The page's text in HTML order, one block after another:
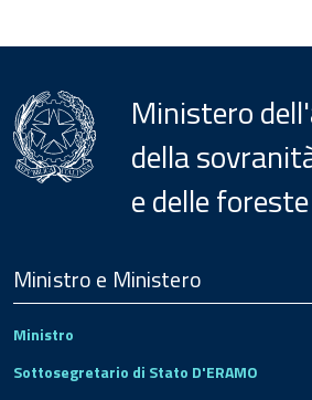
Ministero
della
e delle foreste
Footer
Ministro e Ministero
Ministro
Sottosegretario di Stato D'ERAMO